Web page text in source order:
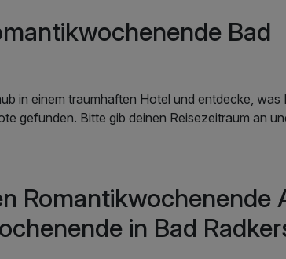
Bad
in einem traumhaften Hotel und entdecke, was
gefunden. Bitte gib deinen Reisezeitraum an
Romantikwochenende
in Bad